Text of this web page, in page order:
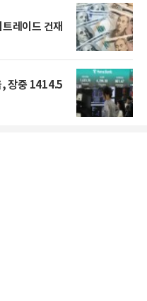
레이드 건재
, 장중 1414.5